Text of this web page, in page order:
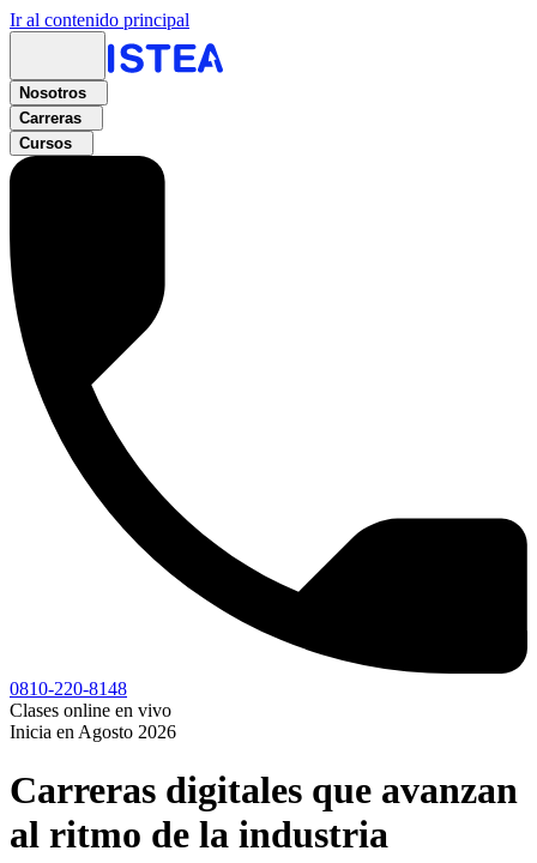
Ir al contenido principal
Nosotros
Carreras
Cursos
0810-220-8148
Clases online en vivo
Inicia en Agosto 2026
Carreras digitales que avanzan
al ritmo de la industria